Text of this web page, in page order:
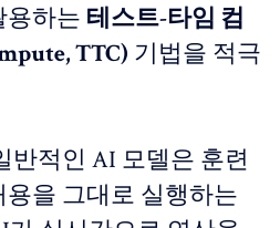
용하는 테스트-타임 컴
TTC) 기법을 적극
반적인 AI 모델은 훈련
을 그대로 실행하는